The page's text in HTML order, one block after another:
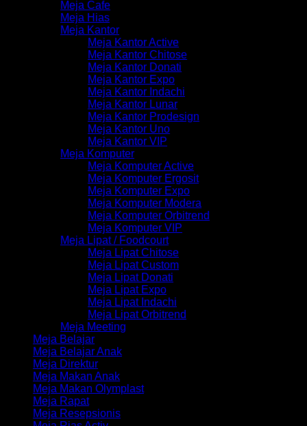
Meja Cafe
Meja Hias
Meja Kantor
Meja Kantor Active
Meja Kantor Chitose
Meja Kantor Donati
Meja Kantor Expo
Meja Kantor Indachi
Meja Kantor Lunar
Meja Kantor Prodesign
Meja Kantor Uno
Meja Kantor VIP
Meja Komputer
Meja Komputer Active
Meja Komputer Ergosit
Meja Komputer Expo
Meja Komputer Modera
Meja Komputer Orbitrend
Meja Komputer VIP
Meja Lipat / Foodcourt
Meja Lipat Chitose
Meja Lipat Custom
Meja Lipat Donati
Meja Lipat Expo
Meja Lipat Indachi
Meja Lipat Orbitrend
Meja Meeting
Meja Belajar
Meja Belajar Anak
Meja Direktur
Meja Makan Anak
Meja Makan Olymplast
Meja Rapat
Meja Resepsionis